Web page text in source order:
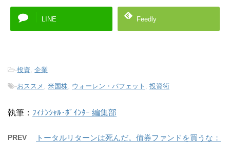
LINE Feedly
-投資, 企業
-おススメ , 米国株, ウォーレン・バフェット , 投資術
執筆： ﾌｨﾅﾝｼｬﾙ･ﾎﾟｲﾝﾀｰ 編集部
PREV
トータルリターンは死んだ。債券ファンドを買うな：